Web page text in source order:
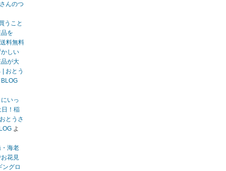
んのつ
うこと
を
送料無料
しい
が大
おとう
いっ
日！稲
とうさ
よ
海老
花見
ングロ